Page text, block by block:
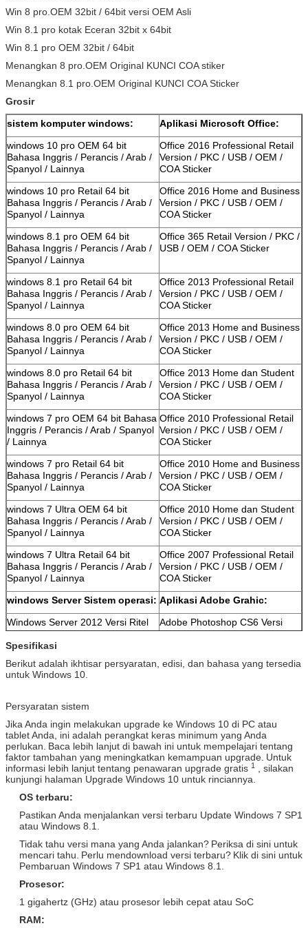
Win 8 pro.OEM 32bit / 64bit versi OEM Asli
Win 8.1 pro kotak Eceran 32bit x 64bit
Win 8.1 pro OEM 32bit / 64bit
Menangkan 8 pro.OEM Original KUNCI COA stiker
Menangkan 8.1 pro.OEM Original KUNCI COA Sticker
Grosir
sistem komputer windows:
Aplikasi Microsoft Office:
windows 10 pro OEM 64 bit
Bahasa Inggris / Perancis / Arab /
Spanyol / Lainnya
Office 2016 Professional Retail
Version / PKC / USB / OEM /
COA Sticker
windows 10 pro Retail 64 bit
Bahasa Inggris / Perancis / Arab /
Spanyol / Lainnya
Office 2016 Home and Business
Version / PKC / USB / OEM /
COA Sticker
windows 8.1 pro OEM 64 bit
Bahasa Inggris / Perancis / Arab /
Spanyol / Lainnya
Office 365 Retail Version / PKC /
USB / OEM / COA Sticker
windows 8.1 pro Retail 64 bit
Bahasa Inggris / Perancis / Arab /
Spanyol / Lainnya
Office 2013 Professional Retail
Version / PKC / USB / OEM /
COA Sticker
windows 8.0 pro OEM 64 bit
Bahasa Inggris / Perancis / Arab /
Spanyol / Lainnya
Office 2013 Home and Business
Version / PKC / USB / OEM /
COA Sticker
windows 8.0 pro Retail 64 bit
Bahasa Inggris / Perancis / Arab /
Spanyol / Lainnya
Office 2013 Home dan Student
Version / PKC / USB / OEM /
COA Sticker
windows 7 pro OEM 64 bit Bahasa
Inggris / Perancis / Arab / Spanyol
/ Lainnya
Office 2010 Professional Retail
Version / PKC / USB / OEM /
COA Sticker
windows 7 pro Retail 64 bit
Bahasa Inggris / Perancis / Arab /
Spanyol / Lainnya
Office 2010 Home and Business
Version / PKC / USB / OEM /
COA Sticker
windows 7 Ultra OEM 64 bit
Bahasa Inggris / Perancis / Arab /
Spanyol / Lainnya
Office 2010 Home dan Student
Version / PKC / USB / OEM /
COA Sticker
windows 7 Ultra Retail 64 bit
Bahasa Inggris / Perancis / Arab /
Spanyol / Lainnya
Office 2007 Professional Retail
Version / PKC / USB / OEM /
COA Sticker
windows Server Sistem operasi: Aplikasi Adobe Grahic:
Windows Server 2012 Versi Ritel
Std / Arab / Spanyol / Lainnya
Adobe Photoshop CS6 Versi
Ritel Standar / PKC / USB / OEM
Versi Ritel Database Windows
Server 2012 / Arab / Spanyol /
Versi Ekstensi Adobe Photoshop
Windows Server 2012 R2 Versi
OEM / Arab / Spanyol / Lainnya
/ PKC / USB / OEM / COA
Sticker
Windows Server 2008 Versi Ritel
Std / Arab / Spanyol / Lainnya
Adobe Photoshop CS6 Versi
Ritel Standar / PKC / USB / OEM
/ COA Sticker
Versi OEM Windows Server 2008
R2 / Arab / Spanyol / Lainnya
Ritel Standar / PKC / USB / OEM
Windows Server 2008 R2 Versi
Ritel / Arab / Spanyol / Lainnya
Adobe Photoshop CS6 Versi
Ritel Standar / PKC / USB / OEM
/ COA Sticker
Arab / Spanyol / Lainnya
Ritel Standar / PKC / USB / OEM
Spesifikasi
Berikut adalah ikhtisar persyaratan, edisi, dan bahasa yang tersedia
untuk Windows 10.
Persyaratan sistem
Jika Anda ingin melakukan upgrade ke Windows 10 di PC atau
tablet Anda, ini adalah perangkat keras minimum yang Anda
perlukan. Baca lebih lanjut di bawah ini untuk mempelajari tentang
faktor tambahan yang meningkatkan kemampuan upgrade. Untuk
informasi lebih lanjut tentang penawaran upgrade gratis 1
, silakan
kunjungi halaman Upgrade Windows 10 untuk rinciannya.
OS terbaru:
Pastikan Anda menjalankan versi terbaru Update Windows 7 SP1
atau Windows 8.1.
Tidak tahu versi mana yang Anda jalankan? Periksa di sini untuk
mencari tahu. Perlu mendownload versi terbaru? Klik di sini untuk
Pembaruan Windows 7 SP1 atau Windows 8.1.
Prosesor:
1 gigahertz (GHz) atau prosesor lebih cepat atau SoC
RAM: